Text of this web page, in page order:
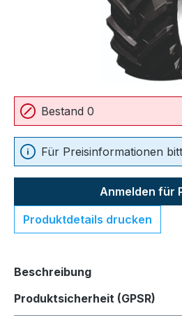
Bestand 0
Für Preisinformationen
Anmelden für
Produktdetails drucken
Beschreibung
Produktsicherheit (GPSR)